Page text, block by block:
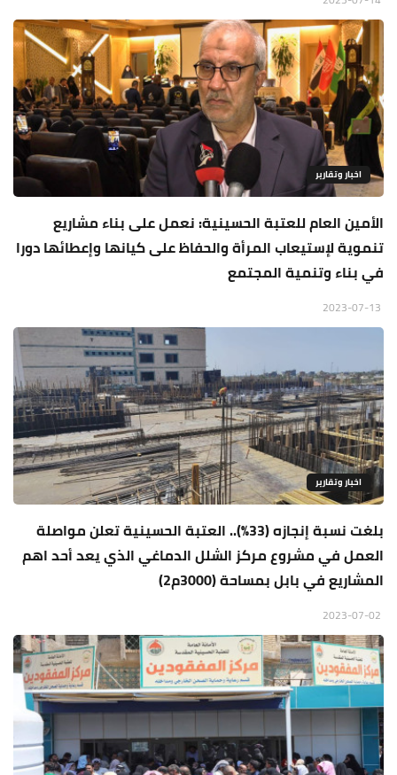
اخبار وتقارير
الأمين العام للعتبة الحسينية: نعمل على بناء مشاريع
تنموية لإستيعاب المرأة والحفاظ على كيانها وإعطائها دورا
في بناء وتنمية المجتمع
اخبار وتقارير
بلغت نسبة إنجازه (33%).. العتبة الحسينية تعلن مواصلة
العمل في مشروع مركز الشلل الدماغي الذي يعد أحد اهم
المشاريع في بابل بمساحة (3000م2)